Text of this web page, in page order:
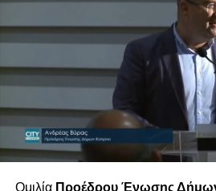
ΟμιλίαΠροέδρου Ένωσης